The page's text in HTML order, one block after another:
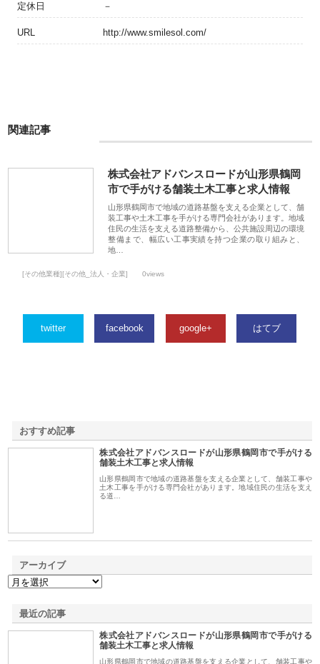
定休日 －
URL http://www.smilesol.com/
関連記事
株式会社アドバンスロードが山形県鶴岡
市で手がける舗装土木工事と求人情報
山形県鶴岡市で地域の道路基盤を支える企業として、舗
装工事や土木工事を手がける専門会社があります。地域
住民の生活を支える道路整備から、公共施設周辺の環境
整備まで、幅広い工事実績を持つ企業の取り組みと、
地…
[その他業種][その他_法人・企業] 0views
twitter facebook google+ はてブ
おすすめ記事
株式会社アドバンスロードが山形県鶴岡市で手がける
舗装土木工事と求人情報
山形県鶴岡市で地域の道路基盤を支える企業として、舗装工事や
土木工事を手がける専門会社があります。地域住民の生活を支え
る道…
アーカイブ
最近の記事
株式会社アドバンスロードが山形県鶴岡市で手がける
舗装土木工事と求人情報
山形県鶴岡市で地域の道路基盤を支える企業として、舗装工事や